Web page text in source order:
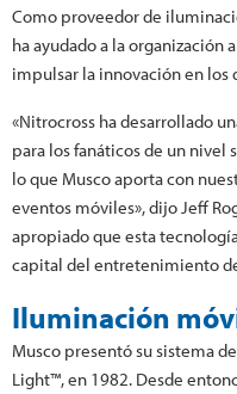
Como proveedor de
ha ayudado a la
impulsar la innovación en los
«Nitrocross ha desarrollado
para los fanáticos de un nivel
lo que Musco aporta con
eventos móviles», dijo Jeff
apropiado que esta
capital del entretenimiento
Iluminación
Musco presentó su sistema
Light™, en 1982. Desde